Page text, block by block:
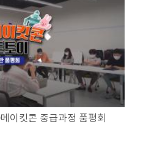
이킷콘 중급과정 품평회